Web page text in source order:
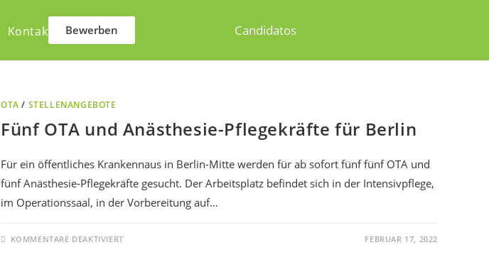
Kontakt Bewerben Candidatos
OTA / STELLENANGEBOTE
Fünf OTA und Anästhesie-Pflegekräfte für Berlin
Für ein öffentliches Krankennaus in Berlin-Mitte werden für ab sofort fünf fünf OTA und
fünf Anästhesie-Pflegekräfte gesucht. Der Arbeitsplatz befindet sich in der Intensivpflege,
im Operationssaal, in der Vorbereitung auf…
KOMMENTARE DEAKTIVIERT FEBRUAR 17, 2022